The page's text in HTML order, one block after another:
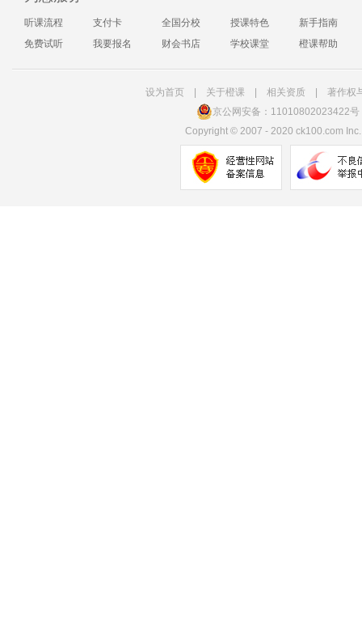
听课流程 支付卡 全国分校 授课特色
新手指南
免费试听
我要报名 财会书店 学校课堂 橙课帮助
设为首页| 关于橙课| 相关资质
著作权
京公网安备：11010802023422号
Copyright ©2007 - 2020 ck100.com